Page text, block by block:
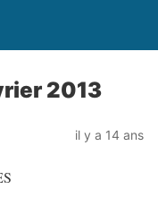
2013
il y a 14 ans